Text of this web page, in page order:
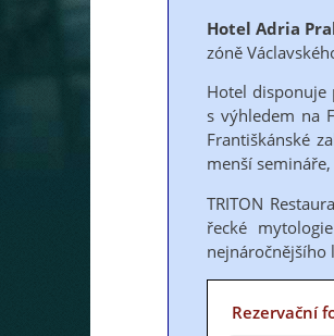
Hotel Adria
zóně
Hotel disponuje
s výhledem na
Františkánské
menší
TRITON
řecké
nejnáročnějšího
Rezervační